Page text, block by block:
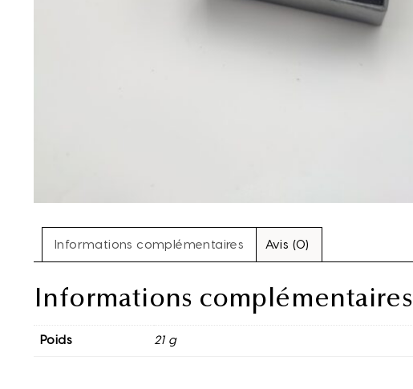
Informations complémentaires Avis (0)
Informations complémentaires
Poids 21 g